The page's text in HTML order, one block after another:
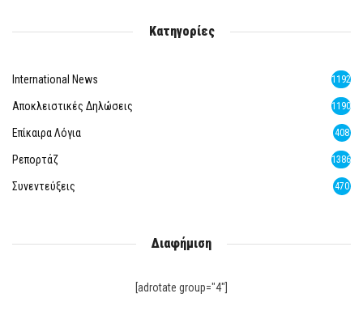
Κατηγορίες
International News 1192
Αποκλειστικές Δηλώσεις 1190
Επίκαιρα Λόγια 408
Ρεπορτάζ 1386
Συνεντεύξεις 470
Διαφήμιση
[adrotate group="4"]